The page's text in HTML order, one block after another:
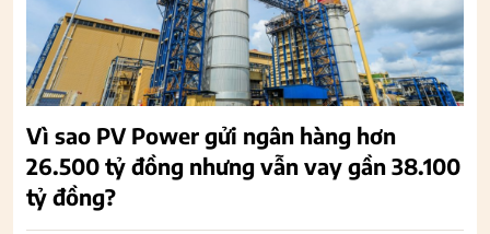
Vì sao PV Power gửi ngân hàng hơn
26.500 tỷ đồng nhưng vẫn vay gần 38.100
tỷ đồng?